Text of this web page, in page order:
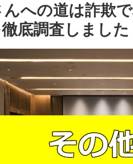
への道は詐欺
底調査しました